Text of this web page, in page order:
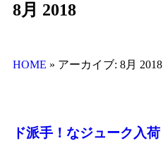
8月 2018
HOME » アーカイブ: 8月 2018
ド派手！なジューク入荷